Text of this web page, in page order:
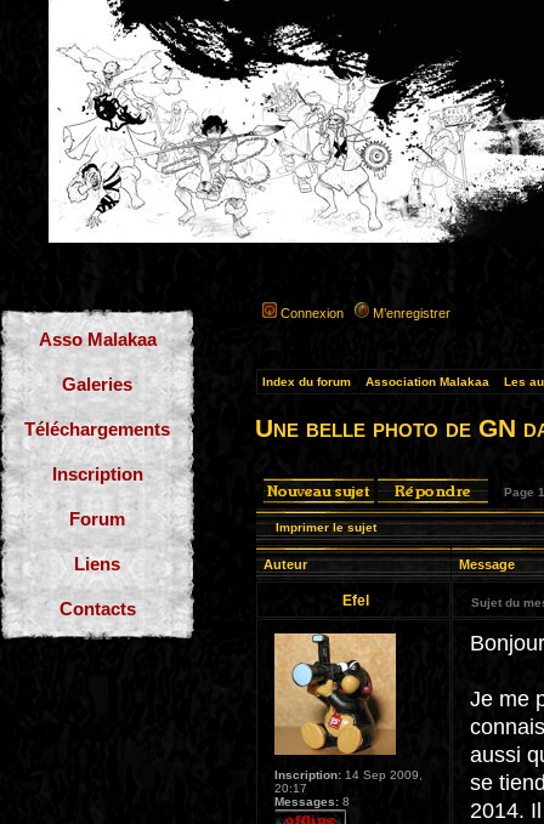
Asso Malakaa
Galeries
Téléchargements
Inscription
Forum
Liens
Contacts
Connexion M’enregistrer
Index du forum Association Malakaa Les
Une belle photo de GN
Page 1
Imprimer le sujet
Auteur Message
Efel Sujet du
Inscription: 14 Sep 2009,
20:17
Messages: 8
Je me
aussi
se
2014.